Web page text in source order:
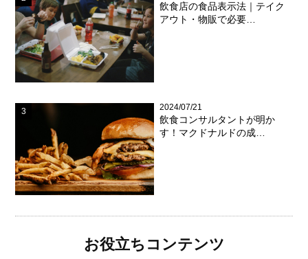
飲食店の食品表示法｜テイク
アウト・物販で必要…
2024/07/21
飲食コンサルタントが明か
す！マクドナルドの成…
お役立ちコンテンツ